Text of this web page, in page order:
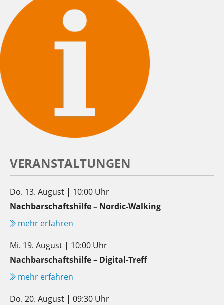
VERANSTALTUNGEN
Do. 13. August | 10:00 Uhr
Nachbarschaftshilfe – Nordic-Walking
mehr erfahren
Mi. 19. August | 10:00 Uhr
Nachbarschaftshilfe – Digital-Treff
mehr erfahren
Do. 20. August | 09:30 Uhr